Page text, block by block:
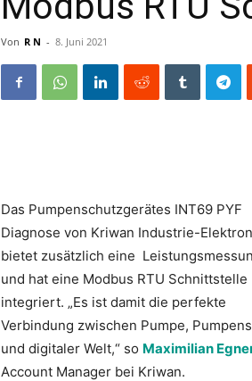
Von R N - 8. Juni 2021
Das Pumpenschutzgerätes INT69 PYF
Diagnose von Kriwan Industrie-
bietet zusätzlich eine
und hat eine Modbus RTU Schnittstelle
integriert. „Es ist damit die perfekte
Verbindung zwischen Pumpe,
und digitaler Welt,“ so Maximilian
Account Manager bei Kriwan.